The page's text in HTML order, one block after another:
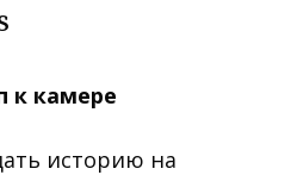
к камере
историю на